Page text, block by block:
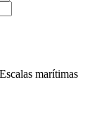
marítimas